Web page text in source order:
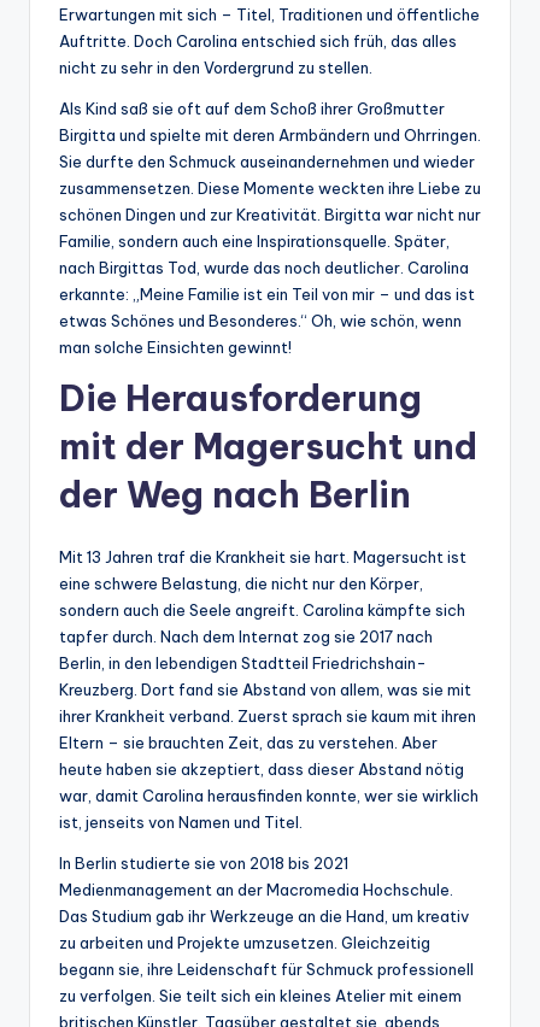
Erwartungen mit sich – Titel, Traditionen und öffentliche
Auftritte. Doch Carolina entschied sich früh, das alles
nicht zu sehr in den Vordergrund zu stellen.
Als Kind saß sie oft auf dem Schoß ihrer Großmutter
Birgitta und spielte mit deren Armbändern und Ohrringen.
Sie durfte den Schmuck auseinandernehmen und wieder
zusammensetzen. Diese Momente weckten ihre Liebe zu
schönen Dingen und zur Kreativität. Birgitta war nicht nur
Familie, sondern auch eine Inspirationsquelle. Später,
nach Birgittas Tod, wurde das noch deutlicher. Carolina
erkannte: „Meine Familie ist ein Teil von mir – und das ist
etwas Schönes und Besonderes.“ Oh, wie schön, wenn
man solche Einsichten gewinnt!
Die Herausforderung
mit der Magersucht und
der Weg nach Berlin
Mit 13 Jahren traf die Krankheit sie hart. Magersucht ist
eine schwere Belastung, die nicht nur den Körper,
sondern auch die Seele angreift. Carolina kämpfte sich
tapfer durch. Nach dem Internat zog sie 2017 nach
Berlin, in den lebendigen Stadtteil Friedrichshain-
Kreuzberg. Dort fand sie Abstand von allem, was sie mit
ihrer Krankheit verband. Zuerst sprach sie kaum mit ihren
Eltern – sie brauchten Zeit, das zu verstehen. Aber
heute haben sie akzeptiert, dass dieser Abstand nötig
war, damit Carolina herausfinden konnte, wer sie wirklich
ist, jenseits von Namen und Titel.
In Berlin studierte sie von 2018 bis 2021
Medienmanagement an der Macromedia Hochschule.
Das Studium gab ihr Werkzeuge an die Hand, um kreativ
zu arbeiten und Projekte umzusetzen. Gleichzeitig
begann sie, ihre Leidenschaft für Schmuck professionell
zu verfolgen. Sie teilt sich ein kleines Atelier mit einem
britischen Künstler. Tagsüber gestaltet sie, abends